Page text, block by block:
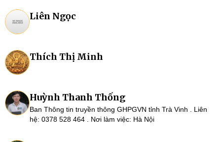
Liên Ngọc
Thích Thị Minh
Huỳnh Thanh Thống
Ban Thông tin truyền thông GHPGVN tỉnh Trà Vinh . Liên
hệ: 0378 528 464 . Nơi làm việc: Hà Nội